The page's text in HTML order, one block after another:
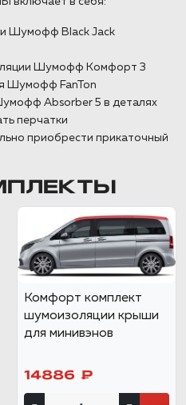
Шумофф Black Jack
Шумофф Комфорт 3
Шумофф FanTon
Absorber 5 в деталях
перчатки
приобрести прикаточный
Комфорт комплект
шумоизоляции крыши
для минивэнов
14886 ₽